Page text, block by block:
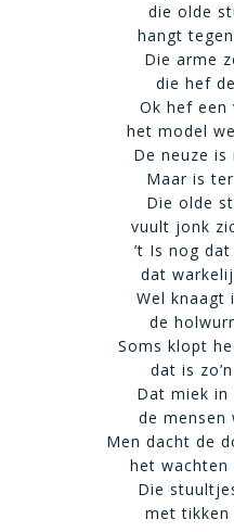
die olde
hangt
Die arme
die hef
Ok hef een
het model
De neuze
Maar is
Die olde
vuult jonk
’t Is nog
dat
Wel knaagt
de
Soms klopt
dat is
Dat miek in
de mensen
Men dacht de
het wachten
Die
met tikken